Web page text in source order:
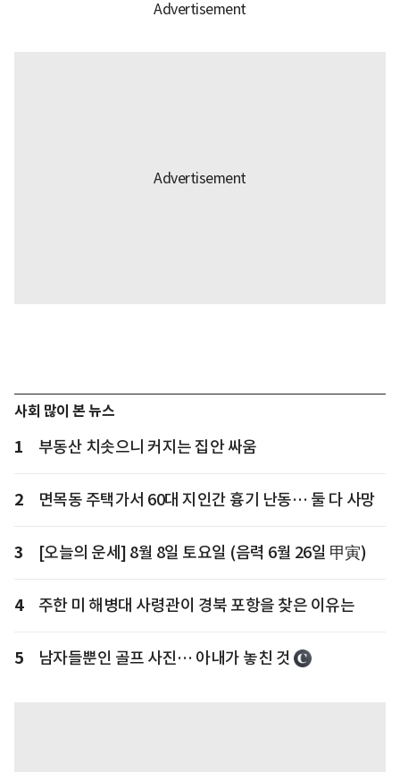
사회 많이 본 뉴스
1 부동산 치솟으니 커지는 집안 싸움
2 면목동 주택가서 60대 지인간 흉기 난동… 둘 다 사망
3 [오늘의 운세] 8월 8일 토요일 (음력 6월 26일 甲寅)
4 주한 미 해병대 사령관이 경북 포항을 찾은 이유는
5 남자들뿐인 골프 사진… 아내가 놓친 것